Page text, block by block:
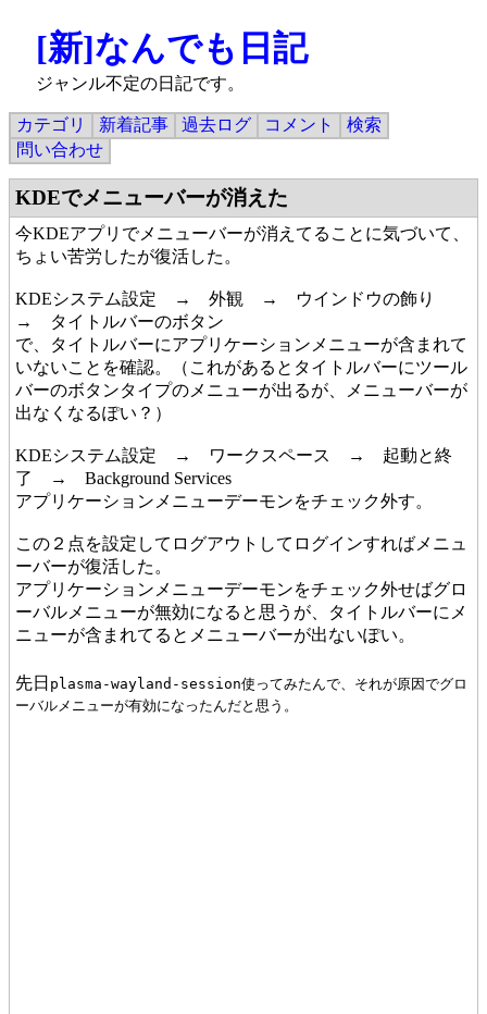
[新]なんでも日記
ジャンル不定の日記です。
カテゴリ 新着記事 過去ログ コメント
検索
問い合わせ
KDEでメニューバーが消えた
今KDEアプリでメニューバーが消えてることに気づいて、
ちょい苦労したが復活した。
KDEシステム設定 → 外観 → ウインドウの飾り
→ タイトルバーのボタン
で、タイトルバーにアプリケーションメニューが含まれて
いないことを確認。（これがあるとタイトルバーにツール
バーのボタンタイプのメニューが出るが、メニューバーが
出なくなるぽい？）
KDEシステム設定 → ワークスペース → 起動と終
了 → Background Services
アプリケーションメニューデーモンをチェック外す。
この２点を設定してログアウトしてログインすればメニュ
ーバーが復活した。
アプリケーションメニューデーモンをチェック外せばグロ
ーバルメニューが無効になると思うが、タイトルバーにメ
ニューが含まれてるとメニューバーが出ないぽい。
先日 plasma-wayland-session使ってみたんで、それが原因でグロ
ーバルメニューが有効になったんだと思う。